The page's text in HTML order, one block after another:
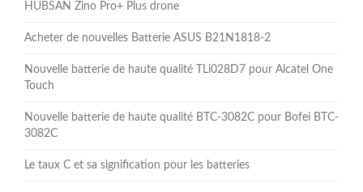
HUBSAN Zino Pro+ Plus drone
Acheter de nouvelles Batterie ASUS B21N1818-2
Nouvelle batterie de haute qualité TLi028D7 pour Alcatel One
Touch
Nouvelle batterie de haute qualité BTC-3082C pour Bofei BTC-
3082C
Le taux C et sa signification pour les batteries